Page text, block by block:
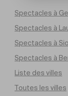
Spectacles à
Spectacles à
Spectacles à
Spectacles à
Liste des villes
Toutes les villes